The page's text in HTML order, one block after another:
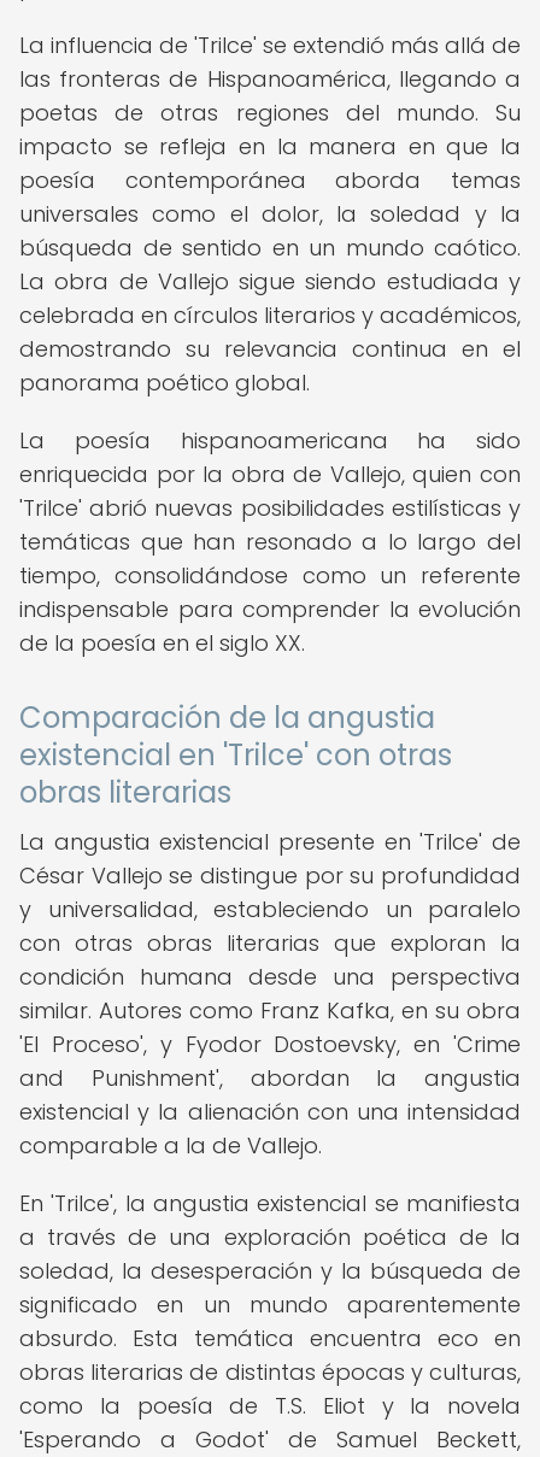
La influencia de 'Trilce' se extendió más allá de
las fronteras de Hispanoamérica, llegando a
poetas de otras regiones del mundo. Su
impacto se refleja en la manera en que la
poesía contemporánea aborda temas
universales como el dolor, la soledad y la
búsqueda de sentido en un mundo caótico.
La obra de Vallejo sigue siendo estudiada y
celebrada en círculos literarios y académicos,
demostrando su relevancia continua en el
panorama poético global.
La poesía hispanoamericana ha sido
enriquecida por la obra de Vallejo, quien con
'Trilce' abrió nuevas posibilidades estilísticas y
temáticas que han resonado a lo largo del
tiempo, consolidándose como un referente
indispensable para comprender la evolución
de la poesía en el siglo XX.
Comparación de la angustia
existencial en 'Trilce' con otras
obras literarias
La angustia existencial presente en 'Trilce' de
César Vallejo se distingue por su profundidad
y universalidad, estableciendo un paralelo
con otras obras literarias que exploran la
condición humana desde una perspectiva
similar. Autores como Franz Kafka, en su obra
'El Proceso', y Fyodor Dostoevsky, en 'Crime
and Punishment', abordan la angustia
existencial y la alienación con una intensidad
comparable a la de Vallejo.
En 'Trilce', la angustia existencial se manifiesta
a través de una exploración poética de la
soledad, la desesperación y la búsqueda de
significado en un mundo aparentemente
absurdo. Esta temática encuentra eco en
obras literarias de distintas épocas y culturas,
como la poesía de T.S. Eliot y la novela
'Esperando a Godot' de Samuel Beckett,